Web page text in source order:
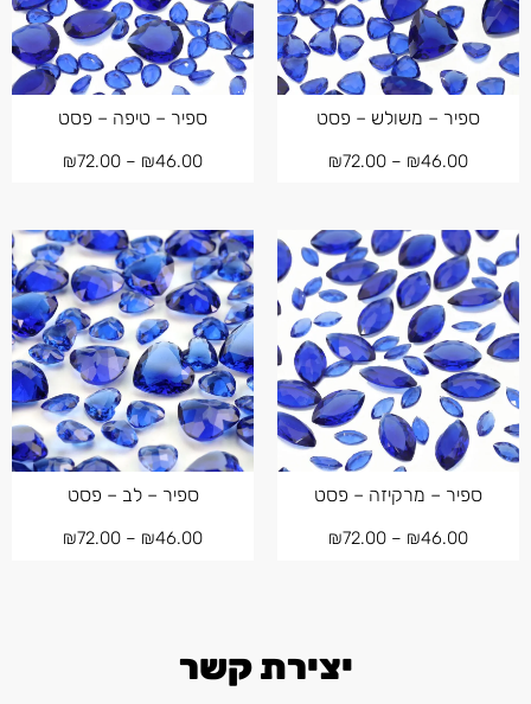
ספיר – משולש – פסט
₪46.00
–
₪72.00
ספיר – טיפה – פסט
₪46.00
–
₪72.00
ספיר – מרקיזה – פסט
₪46.00
–
₪72.00
ספיר – לב – פסט
₪46.00
–
₪72.00
יצירת קשר